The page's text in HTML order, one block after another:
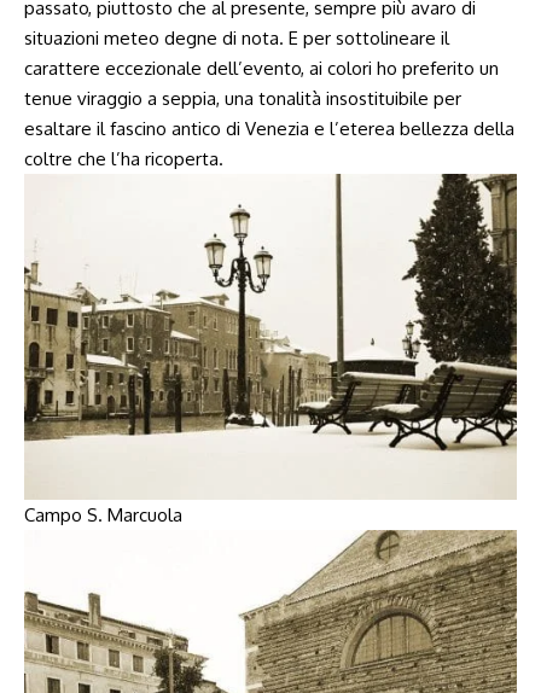
passato, piuttosto che al presente, sempre più avaro di
situazioni meteo degne di nota. E per sottolineare il
carattere eccezionale dell’evento, ai colori ho preferito un
tenue viraggio a seppia, una tonalità insostituibile per
esaltare il fascino antico di Venezia e l’eterea bellezza della
coltre che l’ha ricoperta.
Campo S. Marcuola